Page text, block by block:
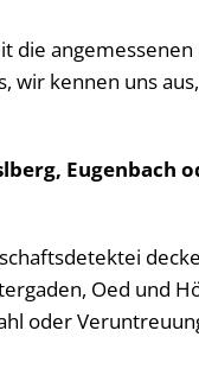
wir kennen uns
Eugenbach
Oed und
oder